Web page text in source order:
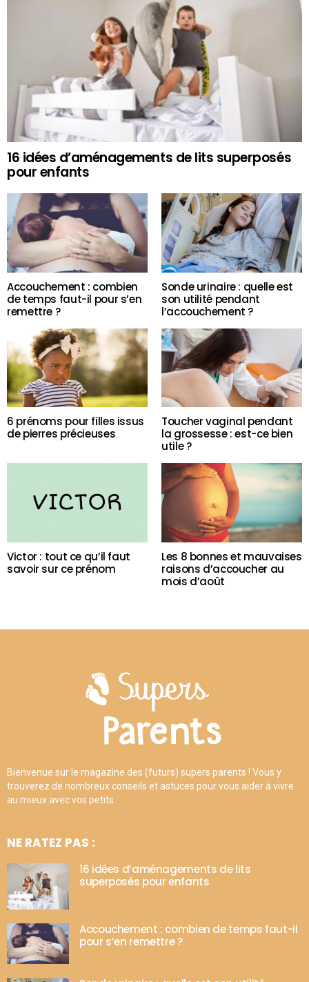
16 idées d’aménagements de lits superposés
pour enfants
Accouchement : combien
de temps faut-il pour s’en
remettre ?
Sonde urinaire : quelle est
son utilité pendant
l’accouchement ?
6 prénoms pour filles issus
de pierres précieuses
Toucher vaginal pendant
la grossesse : est-ce bien
utile ?
Victor : tout ce qu’il faut
savoir sur ce prénom
Les 8 bonnes et mauvaises
raisons d’accoucher au
mois d’août
Bienvenue sur le magazine des (futurs) supers parents ! Vous y
trouverez de nombreux conseils et astuces pour vous aider à vivre
au mieux avec vos petits.
NE RATEZ PAS :
16 idées d’aménagements de lits
superposés pour enfants
Accouchement : combien de temps faut-il
pour s’en remettre ?